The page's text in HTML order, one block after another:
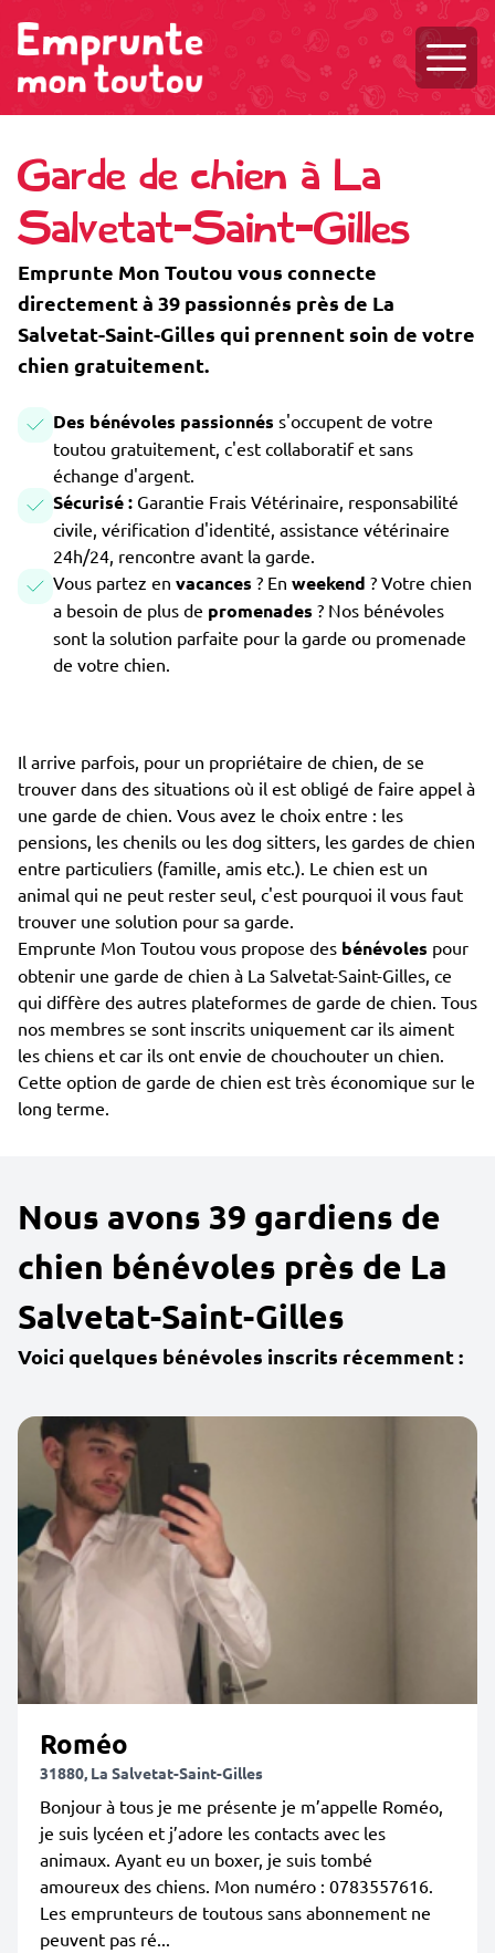
Garde de chien à La
Salvetat-Saint-Gilles
Emprunte Mon Toutou vous connecte
directement à 39 passionnés près de La
Salvetat-Saint-Gilles qui prennent soin de votre
chien gratuitement.
Des bénévoles passionnés s'occupent de votre
toutou gratuitement, c'est collaboratif et sans
échange d'argent.
Sécurisé : Garantie Frais Vétérinaire, responsabilité
civile, vérification d'identité, assistance vétérinaire
24h/24, rencontre avant la garde.
Vous partez en vacances ? En weekend ? Votre chien
a besoin de plus de promenades ? Nos bénévoles
sont la solution parfaite pour la garde ou promenade
de votre chien.
Il arrive parfois, pour un propriétaire de chien, de se
trouver dans des situations où il est obligé de faire appel à
une garde de chien. Vous avez le choix entre : les
pensions, les chenils ou les dog sitters, les gardes de chien
entre particuliers (famille, amis etc.). Le chien est un
animal qui ne peut rester seul, c'est pourquoi il vous faut
trouver une solution pour sa garde.
Emprunte Mon Toutou vous propose des bénévoles pour
obtenir une garde de chien à La Salvetat-Saint-Gilles, ce
qui diffère des autres plateformes de garde de chien. Tous
nos membres se sont inscrits uniquement car ils aiment
les chiens et car ils ont envie de chouchouter un chien.
Cette option de garde de chien est très économique sur le
long terme.
Nous avons 39 gardiens de
chien bénévoles près de La
Salvetat-Saint-Gilles
Voici quelques bénévoles inscrits récemment :
Roméo
31880, La Salvetat-Saint-Gilles
Bonjour à tous je me présente je m’appelle Roméo,
je suis lycéen et j’adore les contacts avec les
animaux. Ayant eu un boxer, je suis tombé
amoureux des chiens. Mon numéro : 0783557616.
Les emprunteurs de toutous sans abonnement ne
peuvent pas ré...